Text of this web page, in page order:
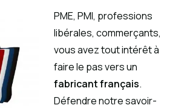
PME, PMI, professions
libérales, commerçants,
vous avez tout intérêt à
faire le pas vers un
fabricant français.
Défendre notre savoir-